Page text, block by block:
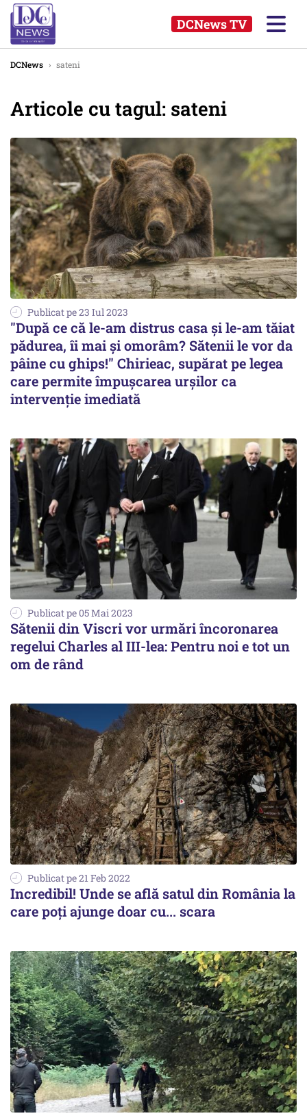
DCNews TV
DCNews › sateni
Articole cu tagul: sateni
Publicat pe 23 Iul 2023
"După ce că le-am distrus casa şi le-am tăiat
pădurea, îi mai şi omorâm? Sătenii le vor da
pâine cu ghips!" Chirieac, supărat pe legea
care permite împuşcarea urşilor ca
intervenţie imediată
Publicat pe 05 Mai 2023
Sătenii din Viscri vor urmări încoronarea
regelui Charles al III-lea: Pentru noi e tot un
om de rând
Publicat pe 21 Feb 2022
Incredibil! Unde se află satul din România la
care poţi ajunge doar cu... scara